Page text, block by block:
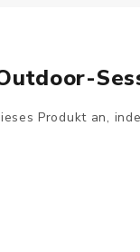
Produkt an,